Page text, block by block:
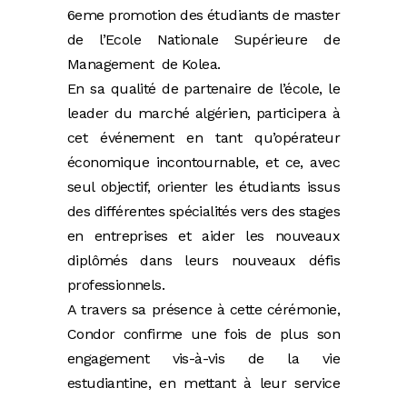
6eme promotion des étudiants de master
de l’Ecole Nationale Supérieure de
Management de Kolea.
En sa qualité de partenaire de l’école, le
leader du marché algérien, participera à
cet événement en tant qu’opérateur
économique incontournable, et ce, avec
seul objectif, orienter les étudiants issus
des différentes spécialités vers des stages
en entreprises et aider les nouveaux
diplômés dans leurs nouveaux défis
professionnels.
A travers sa présence à cette cérémonie,
Condor confirme une fois de plus son
engagement vis-à-vis de la vie
estudiantine, en mettant à leur service